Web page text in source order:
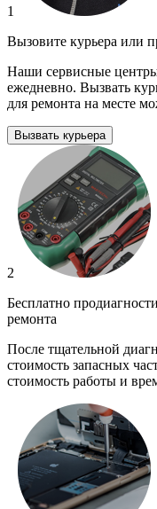
1
Вызовите курьера или
Наши сервисные
ежедневно. Вызвать
для ремонта на месте
Вызвать курьера
2
Бесплатно
ремонта
После тщательной
стоимость запасных
стоимость работы и